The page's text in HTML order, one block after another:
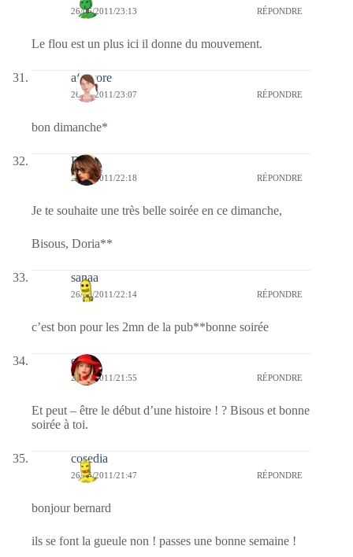
26/06/2011/23:13 RÉPONDRE
Le flou est un plus ici il donne du mouvement.
afaurore
26/06/2011/23:07 RÉPONDRE
bon dimanche*
Doria
26/06/2011/22:18 RÉPONDRE
Je te souhaite une très belle soirée en ce dimanche,
Bisous, Doria**
sanaa
26/06/2011/22:14 RÉPONDRE
c’est bon pour les 2mn de la pub**bonne soirée
ema
26/06/2011/21:55 RÉPONDRE
Et peut – être le début d’une histoire ! ? Bisous et bonne
soirée à toi.
cosedia
26/06/2011/21:47 RÉPONDRE
bonjour bernard
ils se font la gueule non ! passes une bonne semaine !